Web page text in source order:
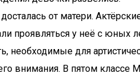
от матери.
проявляться у неё с юных
необходимые для
внимания. В пятом классе